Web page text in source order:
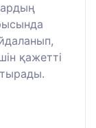
қажетті